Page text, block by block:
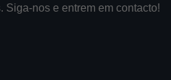
Siga-nos e entrem em contacto!